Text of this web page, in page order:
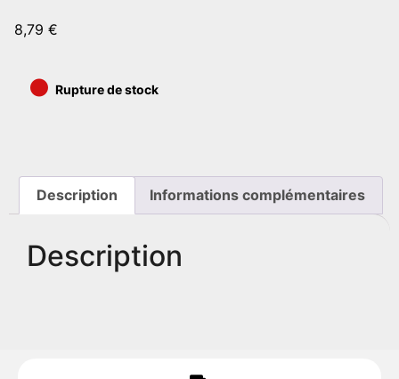
8,79 €
• Rupture de stock
Description Informations complémentaires
Description